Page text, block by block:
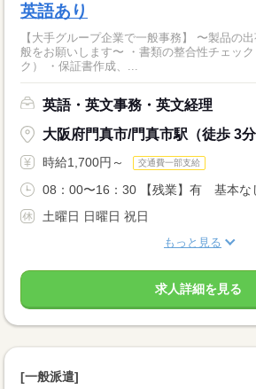
英語あり
【大手グループ企業で一般事務】 〜製品の
般をお願いします〜 ・書類の整合性チェック（品番、数量チェッ
ク） ・保証書作成、...
英語・英文事務・英文経理
大阪府門真市/門真市駅（徒歩 3分
時給1,700円～ 交通費一部支給
08：00〜16：30 【残業】有 基本な
土曜日 日曜日 祝日
もっと見る
求人詳細を見る
[一般派遣]